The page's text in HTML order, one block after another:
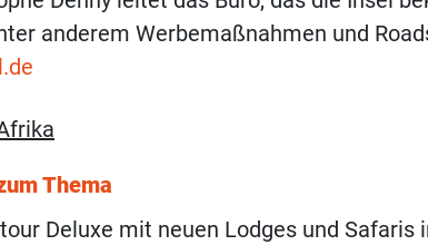
anderem Werbemaßnahmen und
Thema
Deluxe mit neuen Lodges und Safaris